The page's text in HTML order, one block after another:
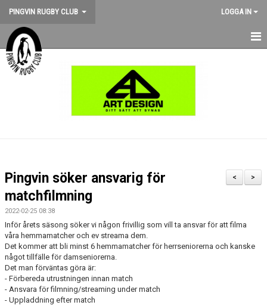
PINGVIN RUGBY CLUB LOGGA IN
HEM
BILDGALLERI
MATCHER
ÖVRIGT
ENGLISH
>
<
Pingvin söker ansvarig för
matchfilmning
2022-02-25 08:38
Inför årets säsong söker vi någon frivillig som vill ta ansvar för att filma
våra hemmamatcher och ev streama dem.
Det kommer att bli minst 6 hemmamatcher för herrseniorerna och kanske
något tillfälle för damseniorerna.
Det man förväntas göra är:
- Förbereda utrustningen innan match
- Ansvara för filmning/streaming under match
- Uppladdning efter match